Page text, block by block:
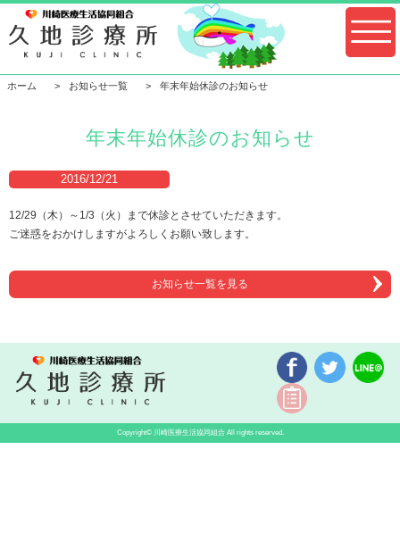
ホーム お知らせ一覧 年末年始休診のお知らせ
年末年始休診のお知らせ
2016/12/21
12/29（木）～1/3（火）まで休診とさせていただきます。
ご迷惑をおかけしますがよろしくお願い致します。
お知らせ一覧を見る
Copyright© 川崎医療生活協同組合All rights reserved.